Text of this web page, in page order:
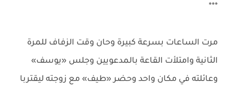
***
مرت الساعات بسرعة كبيرة وحان وقت الزفاف للمرة
الثانية وامتلأت القاعة بالمدعويين وجلس «يوسف»
وعائلته في مكان واحد وحضر «طيف» مع زوجته ليقتربا